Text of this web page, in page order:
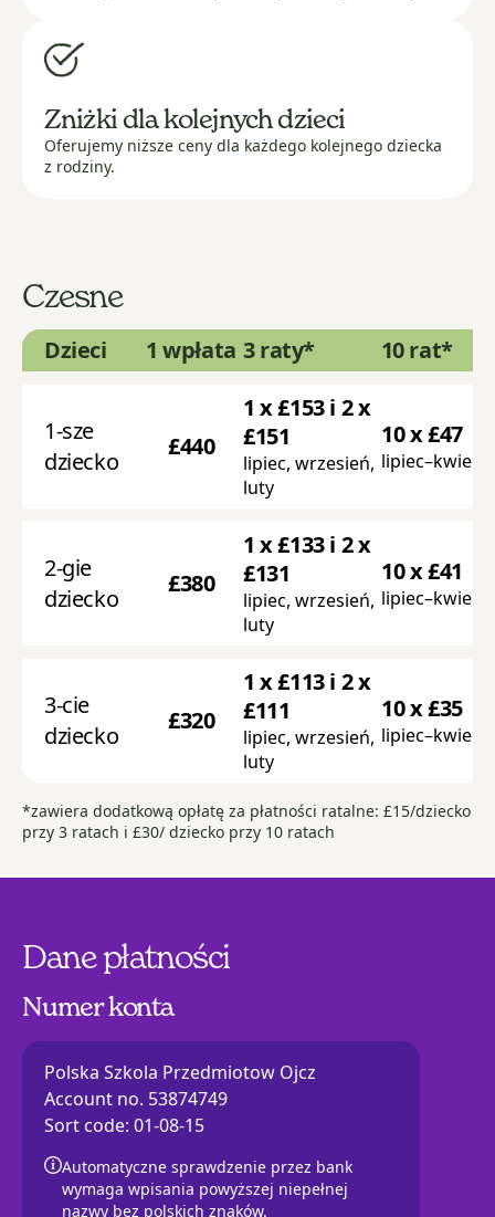
Zniżki dla kolejnych dzieci
Oferujemy niższe ceny dla każdego kolejnego dziecka
z rodziny.
Czesne
Dzieci 1 wpłata 3 raty* 10 rat*
1-sze
dziecko
£440
1 x £153 i 2 x
£151
lipiec, wrzesień,
luty
10 x £47
2-gie
dziecko
£380
1 x £133 i 2 x
£131
lipiec, wrzesień,
luty
10 x £41
3-cie
dziecko
£320
1 x £113 i 2 x
£111
lipiec, wrzesień,
luty
10 x £35
*zawiera dodatkową opłatę za płatności ratalne: £15/dziecko
przy 3 ratach i £30/ dziecko przy 10 ratach
Dane płatności
Numer konta
Polska Szkola Przedmiotow Ojcz
Account no. 53874749
Sort code: 01-08-15
Automatyczne sprawdzenie przez bank
wymaga wpisania powyższej niepełnej
nazwy bez polskich znaków.